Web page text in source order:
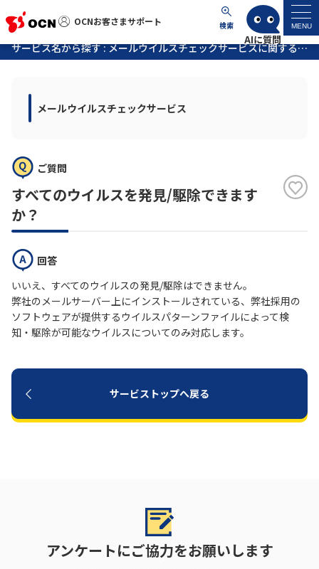
OCNお客さまサポート 検索 MENU
OCNお客さまサポート
マイページ
サポートトップ
よくあるご質問
工事・故障情報
お問い合わせ
お知らせ サポートサイトの使い方
NTTドコモビジネスのお客さ
工事・故障情報通知
サービス名から探す : メールウイルスチェックサービスに関するよくあるご質問
メールウイルスチェックサービス
ご質問
すべてのウイルスを発見/駆除できます
か？
回答
いいえ、すべてのウイルスの発見/駆除はできません。
弊社のメールサーバー上にインストールされている、弊社採用の
ソフトウェアが提供するウイルスパターンファイルによって検
知・駆除が可能なウイルスについてのみ対応します。
サービストップへ戻る
アンケートにご協力をお願いします